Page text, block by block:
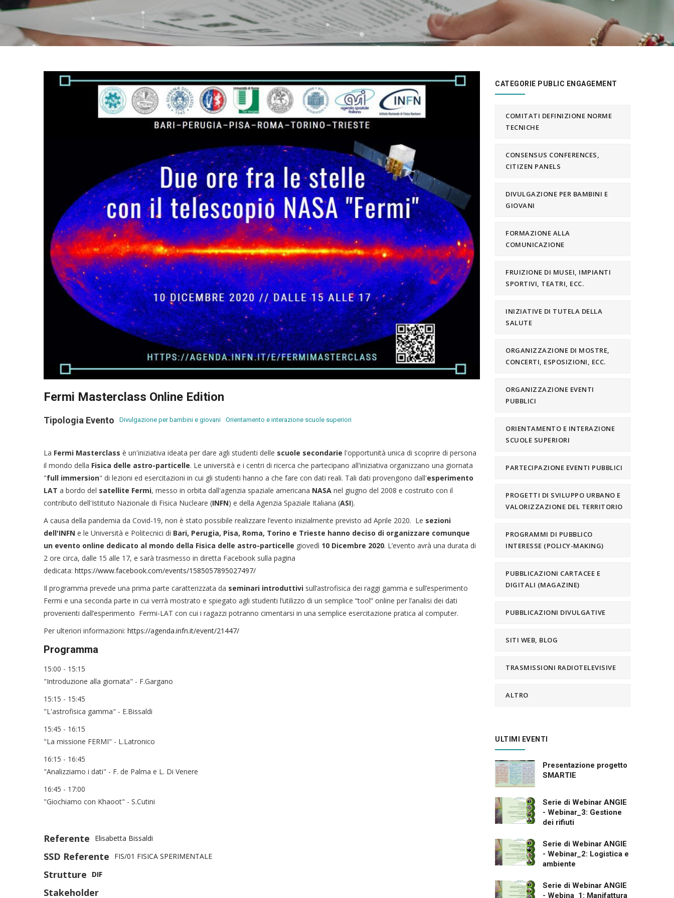
Fermi Masterclass Online Edition
Tipologia Evento Divulgazione per bambini e giovani Orientamento e interazione scuole superiori
La Fermi Masterclass è un'iniziativa ideata per dare agli studenti delle scuole secondarie l'opportunità unica di scoprire di persona
il mondo della Fisica delle astro-particelle. Le università e i centri di ricerca che partecipano all'iniziativa organizzano una giornata
"full immersion" di lezioni ed esercitazioni in cui gli studenti hanno a che fare con dati reali. Tali dati provengono dall'esperimento
LAT a bordo del satellite Fermi, messo in orbita dall'agenzia spaziale americana NASA nel giugno del 2008 e costruito con il
contributo dell'Istituto Nazionale di Fisica Nucleare (INFN) e della Agenzia Spaziale Italiana (ASI).
A causa della pandemia da Covid-19, non è stato possibile realizzare l’evento inizialmente previsto ad Aprile 2020. Le sezioni
dell'INFN e le Università e Politecnici di Bari, Perugia, Pisa, Roma, Torino e Trieste hanno deciso di organizzare comunque
un evento online dedicato al mondo della Fisica delle astro-particelle giovedì 10 Dicembre 2020. L’evento avrà una durata di
2 ore circa, dalle 15 alle 17, e sarà trasmesso in diretta Facebook sulla pagina
dedicata: https://www.facebook.com/events/1585057895027497/
Il programma prevede una prima parte caratterizzata da seminari introduttivi sull’astrofisica dei raggi gamma e sull’esperimento
Fermi e una seconda parte in cui verrà mostrato e spiegato agli studenti l’utilizzo di un semplice “tool” online per l’analisi dei dati
provenienti dall’esperimento Fermi-LAT con cui i ragazzi potranno cimentarsi in una semplice esercitazione pratica al computer.
Per ulteriori informazioni: https://agenda.infn.it/event/21447/
Programma
15:00 - 15:15
"Introduzione alla giornata" - F.Gargano
15:15 - 15:45
"L'astrofisica gamma" - E.Bissaldi
15:45 - 16:15
"La missione FERMI" - L.Latronico
16:15 - 16:45
"Analizziamo i dati" - F. de Palma e L. Di Venere
16:45 - 17:00
"Giochiamo con Khaoot" - S.Cutini
Referente Elisabetta Bissaldi
SSD Referente FIS/01 FISICA SPERIMENTALE
Strutture DIF
Stakeholder
CATEGORIE PUBLIC ENGAGEMENT
COMITATI DEFINIZIONE NORME
TECNICHE
CONSENSUS CONFERENCES,
CITIZEN PANELS
DIVULGAZIONE PER BAMBINI E
GIOVANI
FORMAZIONE ALLA
COMUNICAZIONE
FRUIZIONE DI MUSEI, IMPIANTI
SPORTIVI, TEATRI, ECC.
INIZIATIVE DI TUTELA DELLA
SALUTE
ORGANIZZAZIONE DI MOSTRE,
CONCERTI, ESPOSIZIONI, ECC.
ORGANIZZAZIONE EVENTI
PUBBLICI
ORIENTAMENTO E INTERAZIONE
SCUOLE SUPERIORI
PARTECIPAZIONE EVENTI PUBBLICI
PROGETTI DI SVILUPPO URBANO E
VALORIZZAZIONE DEL TERRITORIO
PROGRAMMI DI PUBBLICO
INTERESSE (POLICY-MAKING)
PUBBLICAZIONI CARTACEE E
DIGITALI (MAGAZINE)
PUBBLICAZIONI DIVULGATIVE
SITI WEB, BLOG
TRASMISSIONI RADIOTELEVISIVE
ALTRO
ULTIMI EVENTI
Presentazione progetto
SMARTIE
Serie di Webinar ANGIE
- Webinar_3: Gestione
dei rifiuti
Serie di Webinar ANGIE
- Webinar_2: Logistica e
ambiente
Serie di Webinar ANGIE
- Webina_1: Manifattura